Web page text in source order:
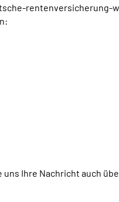
rentenversicherung-
uns Ihre Nachricht auch